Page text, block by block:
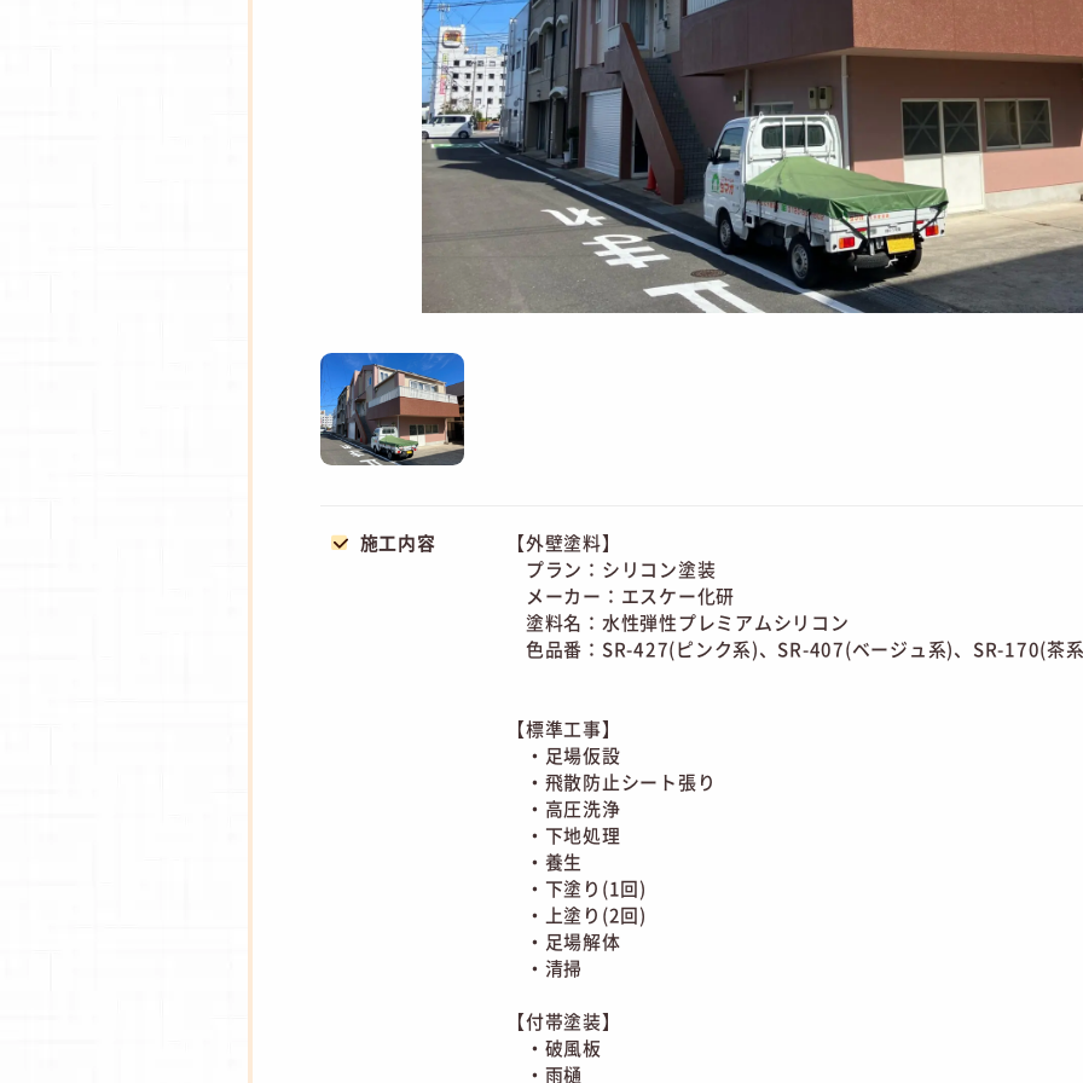
施工内容
【外壁塗料】
プラン：シリコン塗装
メーカー：エスケー化研
塗料名：水性弾性プレミアムシリコン
色品番：SR-427(ピンク系)、SR-407(ベージュ系)、SR-170(茶
【標準工事】
・足場仮設
・飛散防止シート張り
・高圧洗浄
・下地処理
・養生
・下塗り(1回)
・上塗り(2回)
・足場解体
・清掃
【付帯塗装】
・破風板
・雨樋